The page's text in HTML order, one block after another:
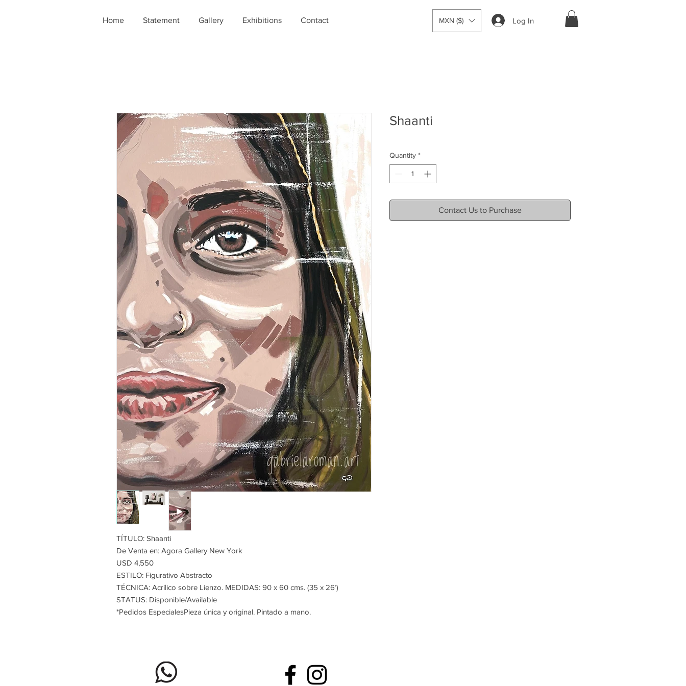
Home Statement Gallery Exhibitions Contact MXN ($) Log In
TÍTULO: Shaanti
De Venta en: Agora Gallery New York
USD 4,550
ESTILO: Figurativo Abstracto
TÉCNICA: Acrílico sobre Lienzo. MEDIDAS: 90 x 60 cms. (35 x 26’)
STATUS: Disponible/Available
*Pedidos EspecialesPieza única y original. Pintado a mano.
Shaanti
Quantity *
Contact Us to Purchase